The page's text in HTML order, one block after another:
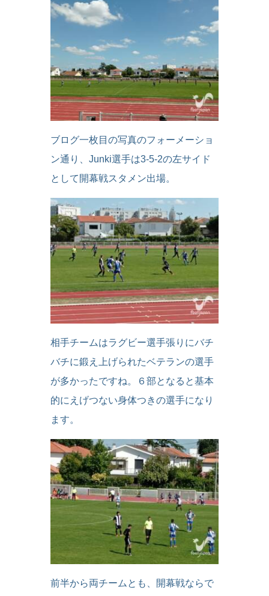
ブログ一枚目の写真のフォーメーショ
ン通り、Junki選手は3-5-2の左サイド
として開幕戦スタメン出場。
相手チームはラグビー選手張りにバチ
バチに鍛え上げられたベテランの選手
が多かったですね。６部となると基本
的にえげつない身体つきの選手になり
ます。
前半から両チームとも、開幕戦ならで